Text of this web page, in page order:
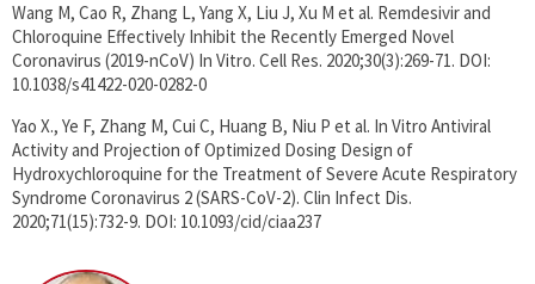
Wang M, Cao R, Zhang L, Yang X, Liu J, Xu M et al. Remdesivir and
Chloroquine Effectively Inhibit the Recently Emerged Novel
Coronavirus (2019-nCoV) In Vitro. Cell Res. 2020;30(3):269-71. DOI:
10.1038/s41422-020-0282-0
Yao X., Ye F, Zhang M, Cui C, Huang B, Niu P et al. In Vitro Antiviral
Activity and Projection of Optimized Dosing Design of
Hydroxychloroquine for the Treatment of Severe Acute Respiratory
Syndrome Coronavirus 2 (SARS-CoV-2). Clin Infect Dis.
2020;71(15):732-9. DOI: 10.1093/cid/ciaa237